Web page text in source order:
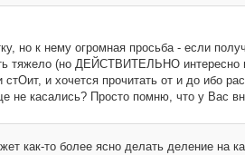
но к нему огромная просьба - если
тяжело (но ДЕЙСТВИТЕЛЬНО интересно
стОит, и хочется прочитать от и до ибо
не касались? Просто помню, что у Вас
как-то более ясно делать деление на